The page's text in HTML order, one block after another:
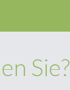
Sie?